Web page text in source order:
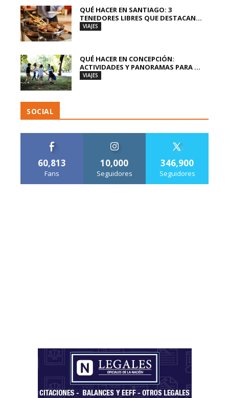
QUÉ HACER EN SANTIAGO: 3
TENEDORES LIBRES QUE DESTACAN...
VIAJES
QUÉ HACER EN CONCEPCIÓN:
ACTIVIDADES Y PANORAMAS PARA ...
VIAJES
SOCIAL
60,813
Fans
10,000
Seguidores
346,900
Seguidores